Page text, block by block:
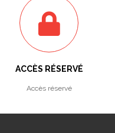
ACCÈS RÉSERVÉ
Accès réservé